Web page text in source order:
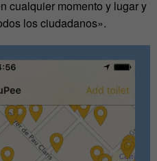
cualquier momento y lugar y
los ciudadanos».